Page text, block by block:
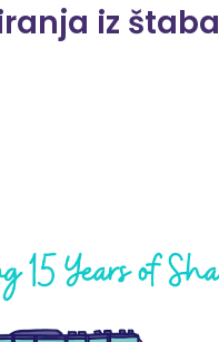
iz štaba